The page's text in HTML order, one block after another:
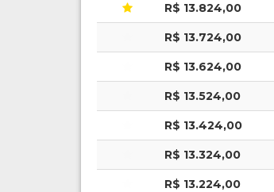
R$ 13.824,00
R$ 13.724,00
R$ 13.624,00
R$ 13.524,00
R$ 13.424,00
R$ 13.324,00
R$ 13.224,00